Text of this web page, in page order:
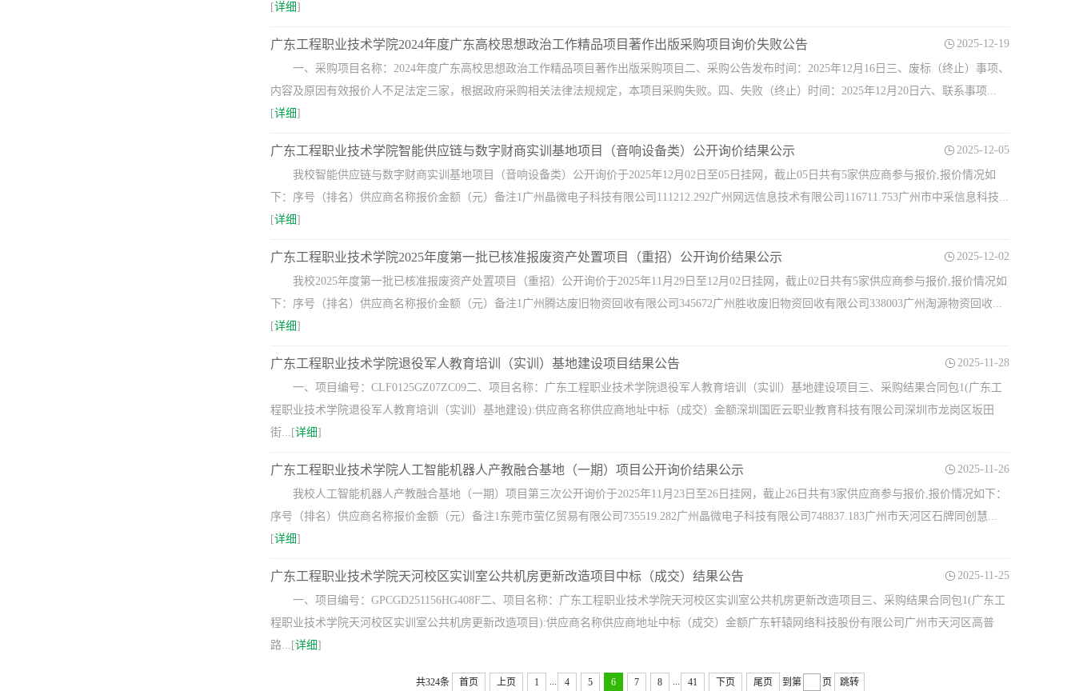
[详细]
广东工程职业技术学院2024年度广东高校思想政治工作精品项目著作出版采购项目询价失败公告 2025-12-19
一、采购项目名称：2024年度广东高校思想政治工作精品项目著作出版采购项目二、采购公告发布时间：2025年12月16日三、废标（终止）事项、
内容及原因有效报价人不足法定三家，根据政府采购相关法律法规规定，本项目采购失败。四、失败（终止）时间：2025年12月20日六、联系事项...
[详细]
广东工程职业技术学院智能供应链与数字财商实训基地项目（音响设备类）公开询价结果公示 2025-12-05
我校智能供应链与数字财商实训基地项目（音响设备类）公开询价于2025年12月02日至05日挂网，截止05日共有5家供应商参与报价,报价情况如
下：序号（排名）供应商名称报价金额（元）备注1广州晶微电子科技有限公司111212.292广州网远信息技术有限公司116711.753广州市中采信息科技...
[详细]
广东工程职业技术学院2025年度第一批已核准报废资产处置项目（重招）公开询价结果公示 2025-12-02
我校2025年度第一批已核准报废资产处置项目（重招）公开询价于2025年11月29日至12月02日挂网，截止02日共有5家供应商参与报价,报价情况如
下：序号（排名）供应商名称报价金额（元）备注1广州腾达废旧物资回收有限公司345672广州胜收废旧物资回收有限公司338003广州淘源物资回收...
[详细]
广东工程职业技术学院退役军人教育培训（实训）基地建设项目结果公告 2025-11-28
一、项目编号：CLF0125GZ07ZC09二、项目名称：广东工程职业技术学院退役军人教育培训（实训）基地建设项目三、采购结果合同包1(广东工
程职业技术学院退役军人教育培训（实训）基地建设):供应商名称供应商地址中标（成交）金额深圳国匠云职业教育科技有限公司深圳市龙岗区坂田
街...[详细]
广东工程职业技术学院人工智能机器人产教融合基地（一期）项目公开询价结果公示 2025-11-26
我校人工智能机器人产教融合基地（一期）项目第三次公开询价于2025年11月23日至26日挂网，截止26日共有3家供应商参与报价,报价情况如下：
序号（排名）供应商名称报价金额（元）备注1东莞市萤亿贸易有限公司735519.282广州晶微电子科技有限公司748837.183广州市天河区石牌同创慧...
[详细]
广东工程职业技术学院天河校区实训室公共机房更新改造项目中标（成交）结果公告 2025-11-25
一、项目编号：GPCGD251156HG408F二、项目名称：广东工程职业技术学院天河校区实训室公共机房更新改造项目三、采购结果合同包1(广东工
程职业技术学院天河校区实训室公共机房更新改造项目):供应商名称供应商地址中标（成交）金额广东轩辕网络科技股份有限公司广州市天河区高普
路...[详细]
共324条 首页 上页 1 4 5 6 7 8 41 下页 尾页 到第 页 跳转